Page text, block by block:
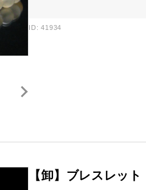
ID: 41934
【卸】ブレスレッ